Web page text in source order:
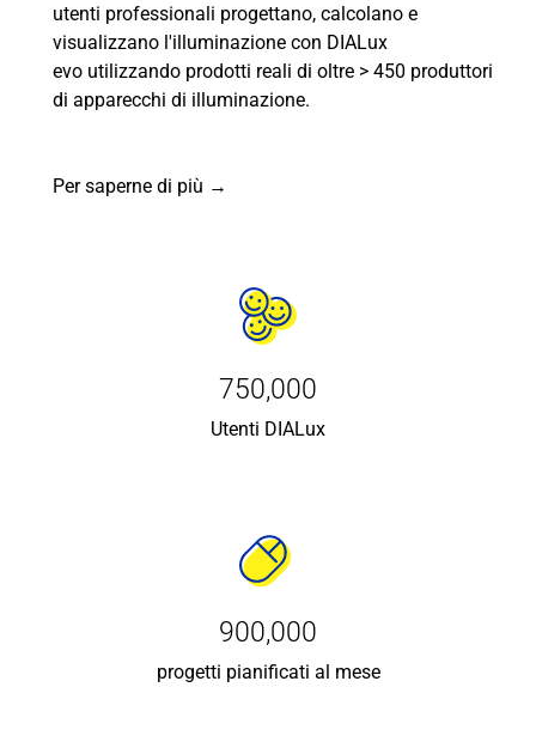
utenti professionali progettano, calcolano e
visualizzano l'illuminazione con DIALux
evo utilizzando prodotti reali di oltre > 450 produttori
di apparecchi di illuminazione.
Per saperne di più →
750,000
Utenti DIALux
900,000
progetti pianificati al mese